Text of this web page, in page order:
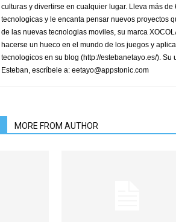
culturas y divertirse en cualquier lugar. Lleva más
tecnologicas y le encanta pensar nuevos proyectos
de las nuevas tecnologias moviles, su marca
hacerse un hueco en el mundo de los juegos y
tecnologicos en su blog (http://estebanetayo.es/). Su
Esteban, escríbele a: eetayo@appstonic.com
MORE FROM AUTHOR